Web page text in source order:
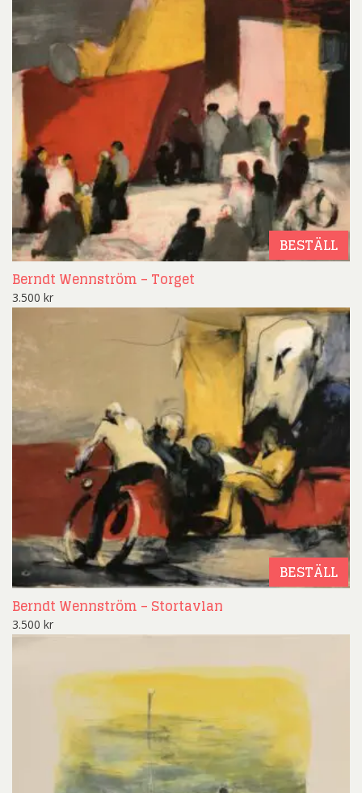
BESTÄLL
Berndt Wennström – Torget
3.500 kr
BESTÄLL
Berndt Wennström – Stortavlan
3.500 kr